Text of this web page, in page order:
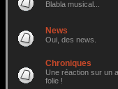
Blabla musical...
News
Oui, des news.
Chroniques
Une réaction sur un
folie !